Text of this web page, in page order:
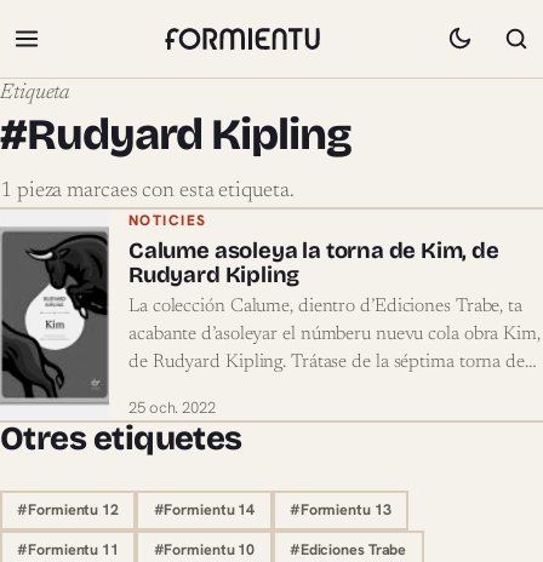
Etiqueta
#Rudyard Kipling
1 pieza marcaes con esta etiqueta.
Pieces marcaes con #Rudyard Kipling
NOTICIES
Calume asoleya la torna de Kim, de
Rudyard Kipling
La colección Calume, dientro d’Ediciones Trabe, ta
acabante d’asoleyar el númberu nuevu cola obra Kim,
de Rudyard Kipling. Trátase de la séptima torna de…
25 och. 2022
Otres etiquetes
#Formientu 12 #Formientu 14 #Formientu 13
#Formientu 11 #Formientu 10 #Ediciones Trabe